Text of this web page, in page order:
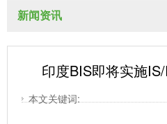
新闻资讯
印度BIS即将实施
本文关键词: